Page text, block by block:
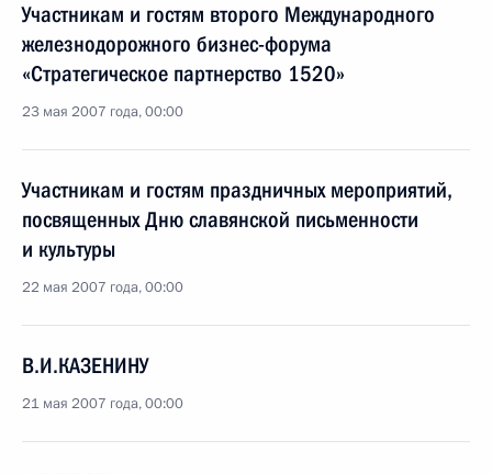
Участникам и гостям второго Международного
железнодорожного бизнес-форума
«Стратегическое партнерство 1520»
23 мая 2007 года, 00:00
Участникам и гостям праздничных мероприятий,
посвященных Дню славянской письменности
и культуры
22 мая 2007 года, 00:00
В.И.КАЗЕНИНУ
21 мая 2007 года, 00:00